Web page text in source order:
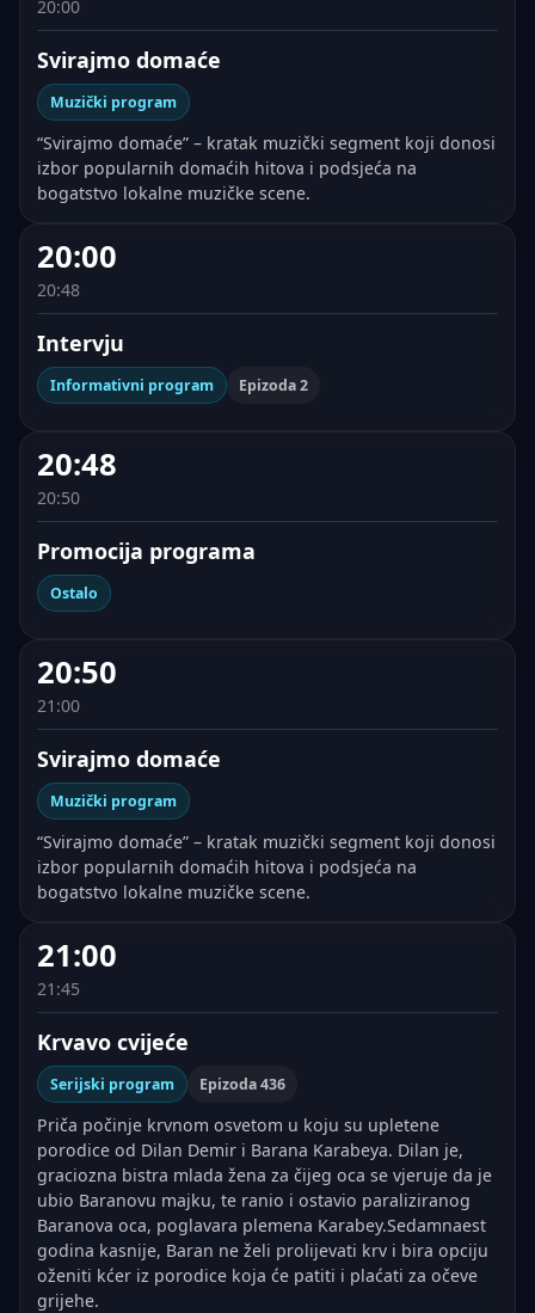
20:00
Svirajmo domaće
Muzički program
“Svirajmo domaće” – kratak muzički segment koji donosi
izbor popularnih domaćih hitova i podsjeća na
bogatstvo lokalne muzičke scene.
20:00
20:48
Intervju
Informativni program Epizoda 2
20:48
20:50
Promocija programa
Ostalo
20:50
21:00
Svirajmo domaće
Muzički program
“Svirajmo domaće” – kratak muzički segment koji donosi
izbor popularnih domaćih hitova i podsjeća na
bogatstvo lokalne muzičke scene.
21:00
21:45
Krvavo cvijeće
Serijski program Epizoda 436
Priča počinje krvnom osvetom u koju su upletene
porodice od Dilan Demir i Barana Karabeya. Dilan je,
graciozna bistra mlada žena za čijeg oca se vjeruje da je
ubio Baranovu majku, te ranio i ostavio paraliziranog
Baranova oca, poglavara plemena Karabey.Sedamnaest
godina kasnije, Baran ne želi prolijevati krv i bira opciju
oženiti kćer iz porodice koja će patiti i plaćati za očeve
grijehe.